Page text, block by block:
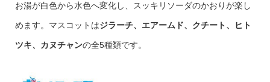
お湯が白色から水色へ変化し、スッキリソーダのかおりが楽し
めます。マスコットはジラーチ、エアームド、クチート、ヒト
ツキ、カヌチャンの全5種類です。